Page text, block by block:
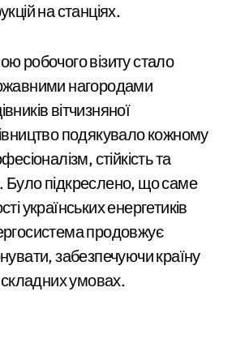
на станціях.
робочого візиту стало
нагородами
вітчизняної
подякувало кожному
стійкість та
підкреслено, що саме
українських енергетиків
продовжує
забезпечуючи країну
складних умовах.